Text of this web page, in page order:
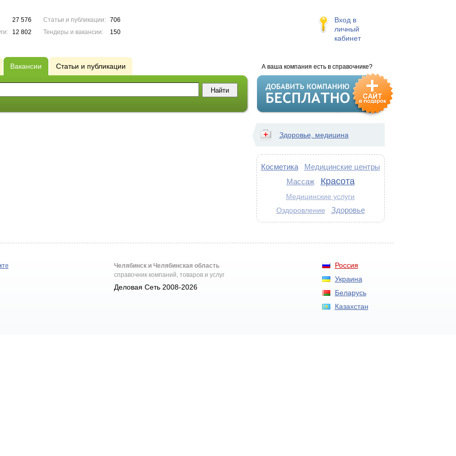
27 576
12 802
Статьи и публикации:
706
Тендеры и вакансии:
150
Вход в
личный
кабинет
А ваша компания есть в справочнике?
Вакансии Статьи и публикации
Здоровье, медицина
Косметика
Медицинские центры
Массаж
Красота
Медицинские услуги
Оздоровление Здоровье
Россия
Украина
Беларусь
Казахстан
Челябинск и Челябинская область
справочник компаний, товаров и услуг
Деловая Сеть 2008-2026